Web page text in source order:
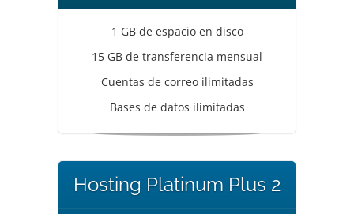
1 GB de espacio en disco
15 GB de transferencia mensual
Cuentas de correo ilimitadas
Bases de datos ilimitadas
Hosting Platinum Plus 2